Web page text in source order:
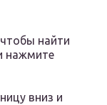
найти
нажмите
вниз и